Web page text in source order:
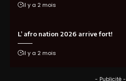
il y a 2 mois
L’ afro nation 2026 arrive fort!
il y a 2 mois
- Publicité -